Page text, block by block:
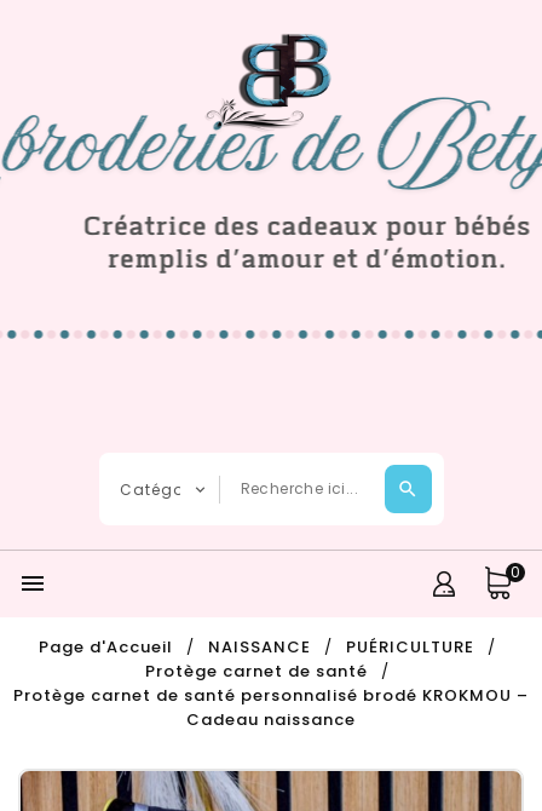
 0
Page d'Accueil NAISSANCE
PUÉRICULTURE
Protège carnet de santé
Protège carnet de santé personnalisé brodé KROKMOU –
Cadeau naissance